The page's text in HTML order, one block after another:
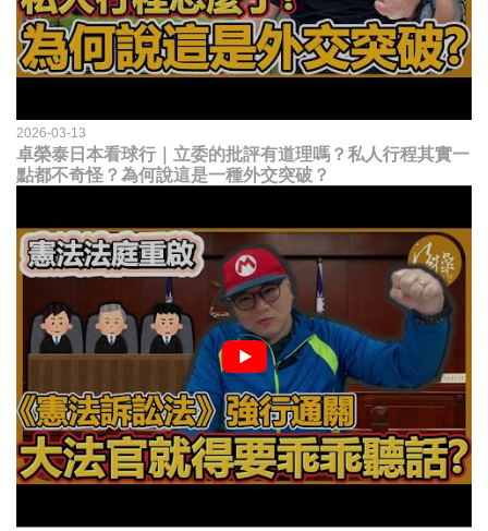
2026-03-13
卓榮泰日本看球行｜立委的批評有道理嗎？私人行程其實一
點都不奇怪？為何說這是一種外交突破？